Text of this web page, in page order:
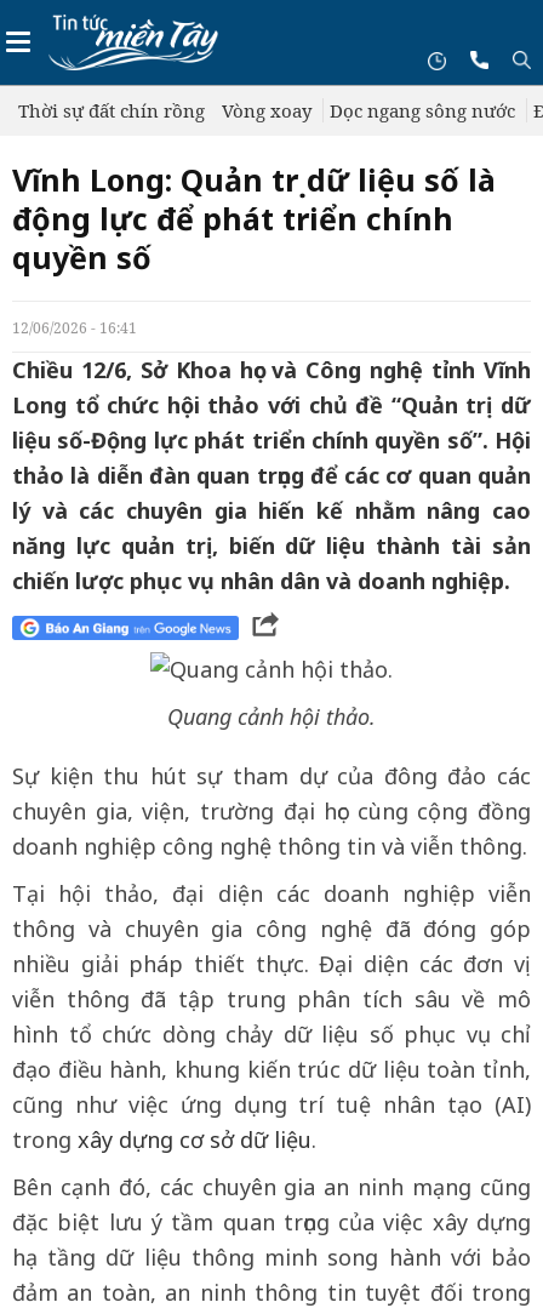
Thời sự đất chín rồng Vòng xoay Dọc ngang sông nước
Vĩnh Long: Quản trị dữ liệu số là
động lực để phát triển chính
quyền số
12/06/2026 - 16:41
Chiều 12/6, Sở Khoa học và Công nghệ tỉnh Vĩnh
Long tổ chức hội thảo với chủ đề “Quản trị dữ
liệu số-Động lực phát triển chính quyền số”. Hội
thảo là diễn đàn quan trọng để các cơ quan quản
lý và các chuyên gia hiến kế nhằm nâng cao
năng lực quản trị, biến dữ liệu thành tài sản
chiến lược phục vụ nhân dân và doanh nghiệp.
Quang cảnh hội thảo.
Sự kiện thu hút sự tham dự của đông đảo các
chuyên gia, viện, trường đại học cùng cộng đồng
doanh nghiệp công nghệ thông tin và viễn thông.
Tại hội thảo, đại diện các doanh nghiệp viễn
thông và chuyên gia công nghệ đã đóng góp
nhiều giải pháp thiết thực. Đại diện các đơn vị
viễn thông đã tập trung phân tích sâu về mô
hình tổ chức dòng chảy dữ liệu số phục vụ chỉ
đạo điều hành, khung kiến trúc dữ liệu toàn tỉnh,
cũng như việc ứng dụng trí tuệ nhân tạo (AI)
trong xây dựng cơ sở dữ liệu.
Bên cạnh đó, các chuyên gia an ninh mạng cũng
đặc biệt lưu ý tầm quan trọng của việc xây dựng
hạ tầng dữ liệu thông minh song hành với bảo
đảm an toàn, an ninh thông tin tuyệt đối trong